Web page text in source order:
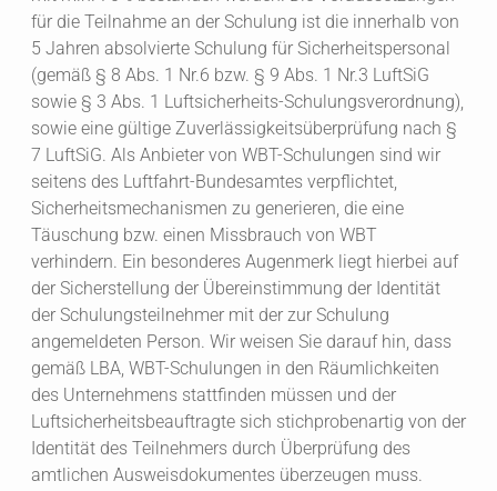
für die Teilnahme an der Schulung ist die innerhalb von
5 Jahren absolvierte Schulung für Sicherheitspersonal
(gemäß § 8 Abs. 1 Nr.6 bzw. § 9 Abs. 1 Nr.3 LuftSiG
sowie § 3 Abs. 1 Luftsicherheits-Schulungsverordnung),
sowie eine gültige Zuverlässigkeitsüberprüfung nach §
7 LuftSiG. Als Anbieter von WBT-Schulungen sind wir
seitens des Luftfahrt-Bundesamtes verpflichtet,
Sicherheitsmechanismen zu generieren, die eine
Täuschung bzw. einen Missbrauch von WBT
verhindern. Ein besonderes Augenmerk liegt hierbei auf
der Sicherstellung der Übereinstimmung der Identität
der Schulungsteilnehmer mit der zur Schulung
angemeldeten Person. Wir weisen Sie darauf hin, dass
gemäß LBA, WBT-Schulungen in den Räumlichkeiten
des Unternehmens stattfinden müssen und der
Luftsicherheitsbeauftragte sich stichprobenartig von der
Identität des Teilnehmers durch Überprüfung des
amtlichen Ausweisdokumentes überzeugen muss.